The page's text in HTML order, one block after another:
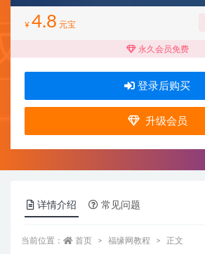
¥ 4.8 元宝
永久会员免费
登录后购买
升级会员
详情介绍 常见问题
当前位置： 首页 福缘网教程 正文